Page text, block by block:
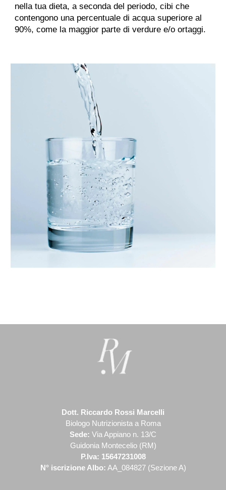
nella tua dieta, a seconda del periodo, cibi che
contengono una percentuale di acqua superiore al
90%, come la maggior parte di verdure e/o ortaggi.
Dott. Riccardo Rossi Marcelli
Biologo Nutrizionista a Roma
Sede: Via Appiano n. 13/C
Guidonia Montecelio (RM)
P.Iva: 15647231008
N° iscrizione Albo: AA_084827 (Sezione A)